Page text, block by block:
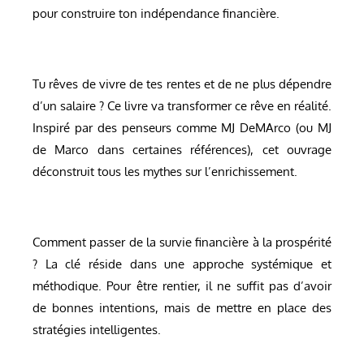
pour construire ton indépendance financière.
Tu rêves de vivre de tes rentes et de ne plus dépendre
d’un salaire ? Ce livre va transformer ce rêve en réalité.
Inspiré par des penseurs comme MJ DeMArco (ou MJ
de Marco dans certaines références), cet ouvrage
déconstruit tous les mythes sur l’enrichissement.
Comment passer de la survie financière à la prospérité
? La clé réside dans une approche systémique et
méthodique. Pour être rentier, il ne suffit pas d’avoir
de bonnes intentions, mais de mettre en place des
stratégies intelligentes.